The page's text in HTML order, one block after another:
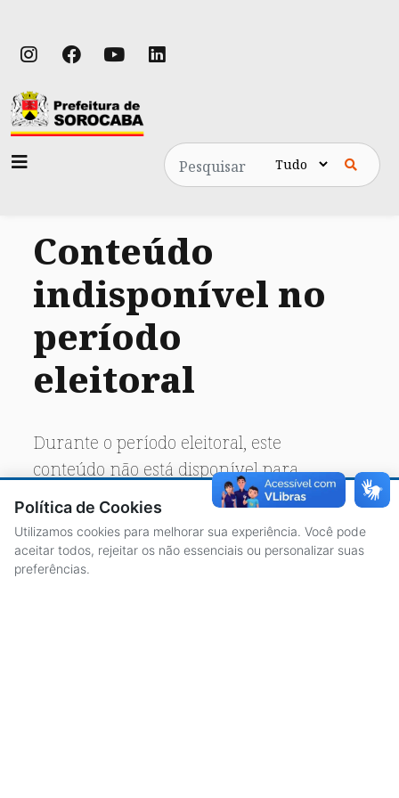
Pesquisa
Conteúdo
indisponível no
período
eleitoral
Durante o período eleitoral, este
conteúdo não está disponível para
acesso público.
Política de Cookies
Utilizamos cookies para melhorar sua experiência. Você pode
aceitar todos, rejeitar os não essenciais ou personalizar suas
preferências.